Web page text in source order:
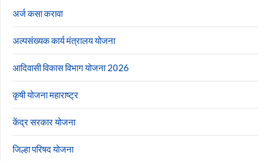
अर्ज कसा करावा
अल्पसंख्यक कार्य मंत्रालय योजना
आदिवासी विकास विभाग योजना 2026
कृषी योजना महाराष्ट्र
केंद्र सरकार योजना
जिल्हा परिषद योजना